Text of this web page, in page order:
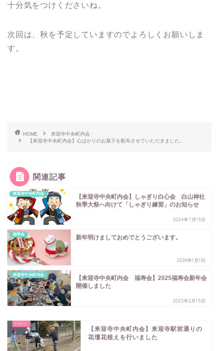
十分気をつけくださいね。
次回は、秋を予定していますのでよろしくお願いしま
す。
HOME
来迎寺中央町内会
【来迎寺中央町内会】心ばかりのお菓子を配布させていただきました。
関連記事
来迎寺中央町内会
【来迎寺中央町内会】しゃぎり白心会 白山神社
秋季大祭へ向けて「しゃぎり練習」のお知らせ
2024年7月13日
福寿会 新年明けましておめでとうございます。
2026年1月1日
来迎寺中央町内会
【来迎寺中央町内会 福寿会】2025福寿会新年会
開催しました
2025年2月15日
【来迎寺中央町内会】来迎寺駅前通りの
花壇花植えを行いました